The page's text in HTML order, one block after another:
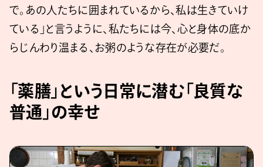
で。あの人たちに囲まれているから、私は生きていけ
ている」と言うように、私たちには今、心と身体の底か
らじんわり温まる、お粥のような存在が必要だ。
「薬膳」という日常に潜む「良質な
普通」の幸せ